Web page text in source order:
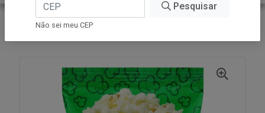
INÍCIO
AJINOMOTO
Pesquisar
Não sei meu CEP